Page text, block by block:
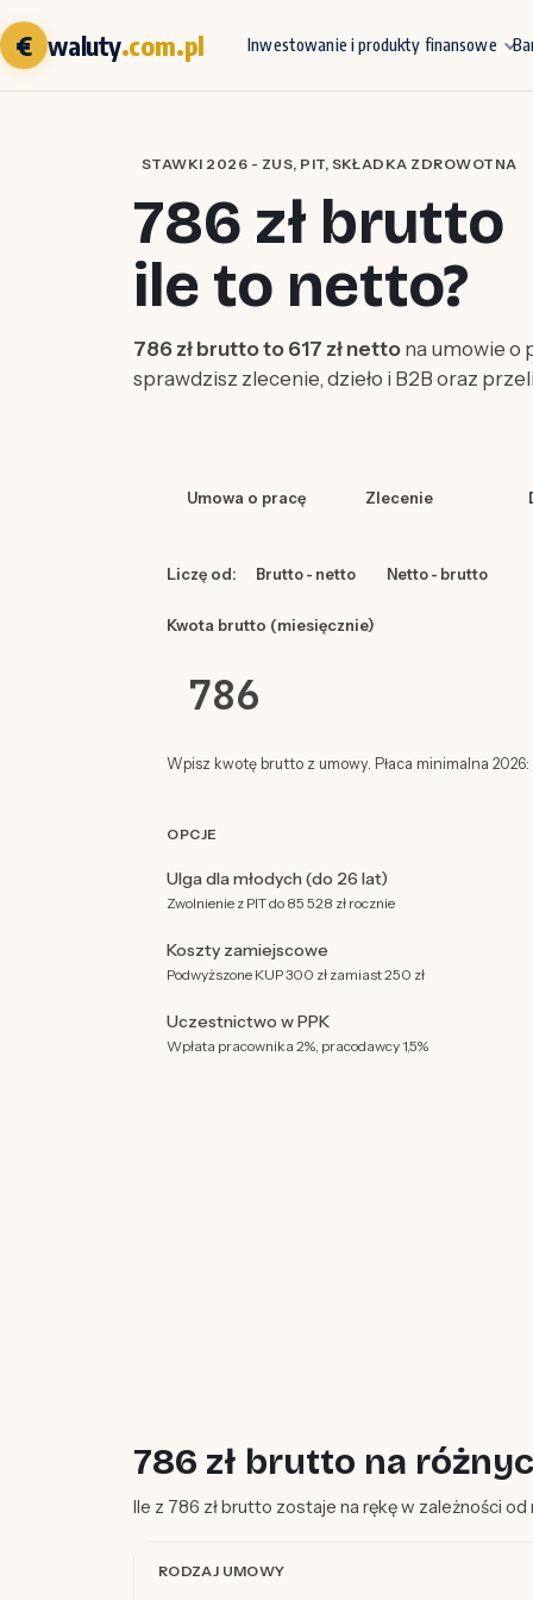
€ waluty.com.pl Inwestowanie i produkty finansowe
STAWKI 2026 - ZUS, PIT, SKŁADKA ZDROWOTNA
786 zł brutto
ile to netto?
786 zł brutto to 617 zł netto na umowie o
sprawdzisz zlecenie, dzieło i B2B oraz
Umowa o pracę Zlecenie
Liczę od: Brutto - netto Netto - brutto
Kwota brutto (miesięcznie)
Wpisz kwotę brutto z umowy. Płaca minimalna 2026:
OPCJE
Ulga dla młodych (do 26 lat)
Zwolnienie z PIT do 85 528 zł rocznie
Koszty zamiejscowe
Podwyższone KUP 300 zł zamiast 250 zł
Uczestnictwo w PPK
Wpłata pracownika 2%, pracodawcy 1,5%
786 zł brutto na
Ile z 786 zł brutto zostaje na rękę w zależności
RODZAJ UMOWY